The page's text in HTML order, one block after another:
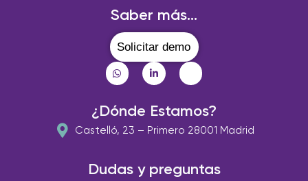
Saber más...
Solicitar demo
¿Dónde Estamos?
Castelló, 23 – Primero 28001 Madrid
Dudas y preguntas